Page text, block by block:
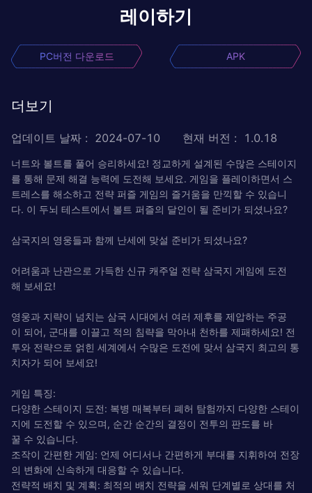
레이하기
PC버전 다운로드 APK
더보기
업데이트 날짜 : 2024-07-10 현재 버전 : 1.0.18
너트와 볼트를 풀어 승리하세요! 정교하게 설계된 수많은 스테이지
를 통해 문제 해결 능력에 도전해 보세요. 게임을 플레이하면서 스
트레스를 해소하고 전략 퍼즐 게임의 즐거움을 만끽할 수 있습니
다. 이 두뇌 테스트에서 볼트 퍼즐의 달인이 될 준비가 되셨나요?
삼국지의 영웅들과 함께 난세에 맞설 준비가 되셨나요?
어려움과 난관으로 가득한 신규 캐주얼 전략 삼국지 게임에 도전
해 보세요!
영웅과 지략이 넘치는 삼국 시대에서 여러 제후를 제압하는 주공
이 되어, 군대를 이끌고 적의 침략을 막아내 천하를 제패하세요! 전
투와 전략으로 얽힌 세계에서 수많은 도전에 맞서 삼국지 최고의 통
치자가 되어 보세요!
게임 특징:
다양한 스테이지 도전: 복병 매복부터 폐허 탐험까지 다양한 스테이
지에 도전할 수 있으며, 순간 순간의 결정이 전투의 판도를 바
꿀 수 있습니다.
조작이 간편한 게임: 언제 어디서나 간편하게 부대를 지휘하여 전장
의 변화에 신속하게 대응할 수 있습니다.
전략적 배치 및 계획: 최적의 배치 전략을 세워 단계별로 상대를 처